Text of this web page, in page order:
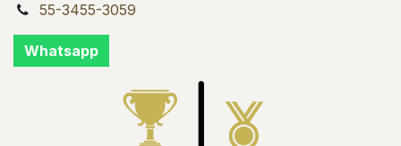
55-3455-3059
Whatsapp